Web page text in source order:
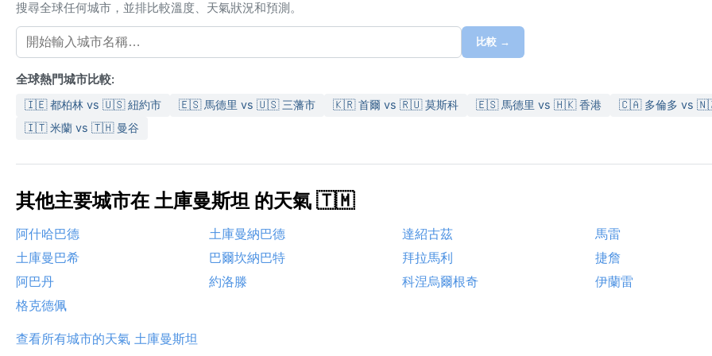
搜尋全球任何城市，並排比較溫度、天氣狀況和預測。
比較 →
全球熱門城市比較:
🇮🇪 都柏林 vs 🇺🇸 紐約市 🇪🇸 馬德里 vs 🇺🇸 三藩市 🇰🇷 首爾 vs 🇷🇺 莫斯科 🇪🇸 馬德里 vs 🇭🇰 香港
🇨🇦 多倫多 vs
🇮🇹 米蘭 vs 🇹🇭 曼谷
其他主要城市在 土庫曼斯坦 的天氣 🇹🇲
阿什哈巴德 土庫曼納巴德 達紹古茲
馬雷
土庫曼巴希
巴爾坎納巴特 拜拉馬利
捷詹
阿巴丹
約洛滕 科涅烏爾根奇
伊蘭雷
格克德佩
查看所有城市的天氣 土庫曼斯坦